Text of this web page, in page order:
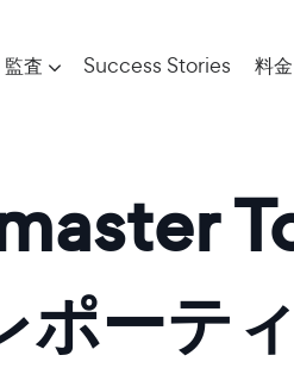
監査 Success Stories 料金
ポーテ